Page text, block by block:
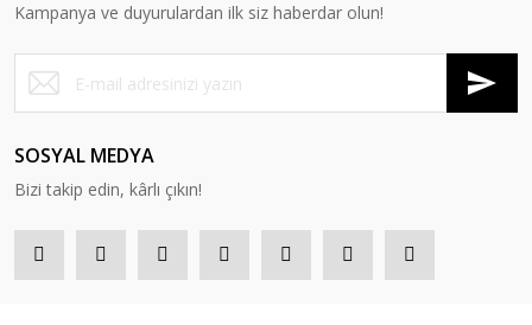
Kampanya ve duyurulardan ilk siz haberdar olun!
SOSYAL MEDYA
Bizi takip edin, kârlı çıkın!